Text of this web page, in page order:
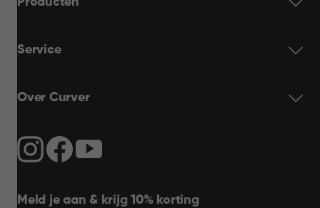
Service
Over Curver
Meld je aan & krijg 10% korting